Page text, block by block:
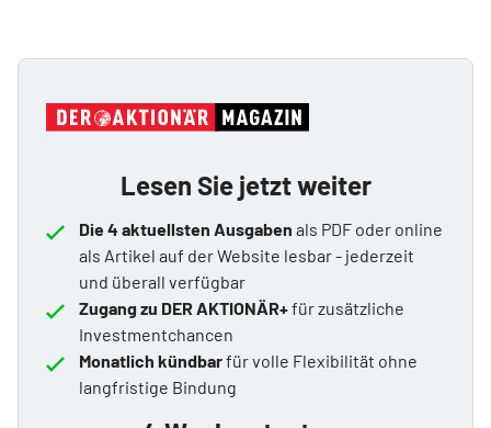
Lesen Sie jetzt weiter
Die 4 aktuellsten Ausgaben als PDF oder online
als Artikel auf der Website lesbar - jederzeit
und überall verfügbar
Zugang zu DER AKTIONÄR+für zusätzliche
Investmentchancen
Monatlich kündbarfür volle Flexibilität ohne
langfristige Bindung